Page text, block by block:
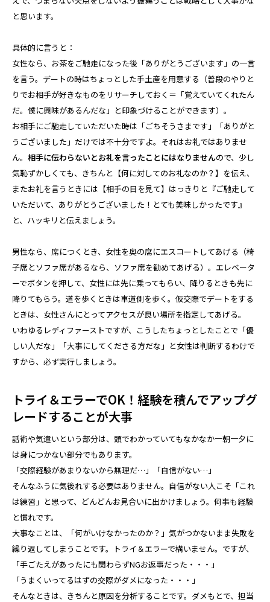
と思います。
具体的に言うと：
女性なら、お茶をご馳走になった後「ありがとうございます」の一言
を言う。デートの時はちょっとした手土産を用意する（普段のやりと
りでお相手が好きなものをリサーチしておく＝「覚えていてくれたん
だ。僕に興味があるんだな」と印象づけることができます）。
お相手にご馳走していただいた時は「ごちそうさまです」「ありがと
うございました」だけでは不十分ですよ。それはお礼ではありませ
ん。 相手に伝わらないとお礼を言ったことにはなりませんので、少し
気恥ずかしくても、きちんと【何に対してのお礼なのか？】を伝え、
またお礼を言うときには【相手の目を見て】はっきりと『ご馳走して
いただいて、ありがとうございました！とても美味しかったです』
と、ハッキリと伝えましょう。
男性なら、席につくとき、女性を奥の席にエスコートしてあげる（椅
子席とソファ席があるなら、ソファ席を勧めてあげる）。エレベータ
ーでボタンを押して、女性には先に乗ってもらい、降りるときも先に
降りてもらう。道を歩くときは車道側を歩く。仮交際でデートをする
ときは、女性さんにとってアクセスが良い場所を指定してあげる。
いわゆるレディファーストですが、こうしたちょっとしたことで「優
しい人だな」「大事にしてくださる方だな」と女性は判断するわけで
すから、必ず実行しましょう。
トライ＆エラーでOK！経験を積んでアップグ
レードすることが大事
話術や気遣いという部分は、頭でわかっていてもなかなか一朝一夕に
は身につかない部分でもあります。
「交際経験があまりないから無理だ…」「自信がない…」
そんなふうに気後れする必要はありません。自信がない人こそ「これ
は練習」と思って、どんどんお見合いに出かけましょう。何事も経験
と慣れです。
大事なことは、「何がいけなかったのか？」気がつかないまま失敗を
繰り返してしまうことです。トライ＆エラーで構いません。ですが、
「手ごたえがあったにも関わらずNGお返事だった・・・」
「うまくいってるはずの交際がダメになった・・・」
そんなときは、きちんと原因を分析することです。ダメもとで、担当